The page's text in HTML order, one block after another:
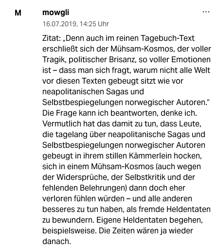
M mowgli
16.07.2019, 14:25 Uhr
Zitat: „Denn auch im reinen Tagebuch-Text
erschließt sich der Mühsam-Kosmos, der voller
Tragik, politischer Brisanz, so voller Emotionen
ist – dass man sich fragt, warum nicht alle Welt
vor diesen Texten gebeugt sitzt wie vor
neapolitanischen Sagas und
Selbstbespiegelungen norwegischer Autoren.“
Die Frage kann ich beantworten, denke ich.
Vermutlich hat das damit zu tun, dass Leute,
die tagelang über neapolitanische Sagas und
Selbstbespiegelungen norwegischer Autoren
gebeugt in ihrem stillen Kämmerlein hocken,
sich in einem Mühsam-Kosmos (auch wegen
der Widersprüche, der Selbstkritik und der
fehlenden Belehrungen) dann doch eher
verloren fühlen würden – und alle anderen
besseres zu tun haben, als fremde Heldentaten
zu bewundern. Eigene Heldentaten begehen,
beispielsweise. Die Zeiten wären ja wieder
danach.